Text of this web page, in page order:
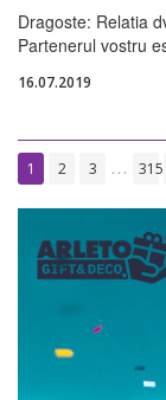
Dragoste: Relatia
Partenerul vostru
16.07.2019
1 2 3 … 315